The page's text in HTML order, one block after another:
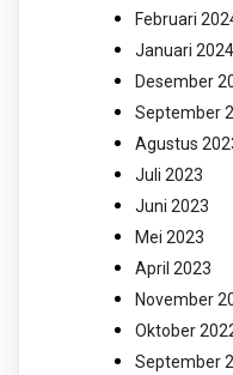
Februari
Januari 2024
Desember
September
Agustus
Juli 2023
Juni 2023
Mei 2023
April 2023
November
Oktober
September